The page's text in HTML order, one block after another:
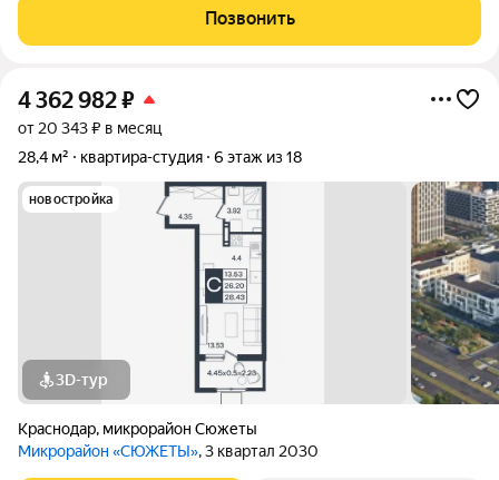
дома в единый комплекс, обеспечивающий тесную
взаимосвязь с окружающей природой.
Позвонить
4 362 982₽
от 20 343 ₽ в месяц
28,4 м²
квартира-студия 6 этаж из 18
новостройка
3D-тур
Краснодар, микрорайон Сюжеты
Микрорайон «СЮЖЕТЫ», 3 квартал 2030